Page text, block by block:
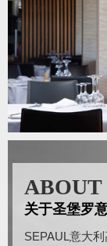
ABOUT
关于圣堡罗
SEPAUL意大